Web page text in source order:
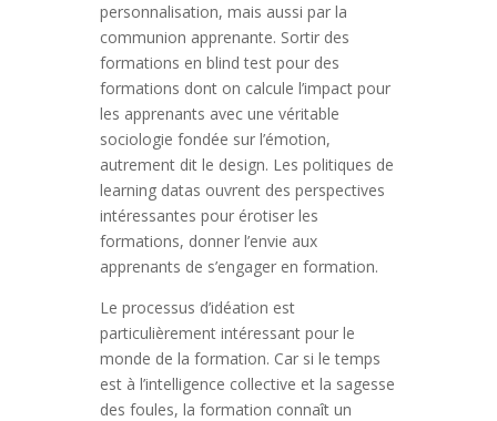
personnalisation, mais aussi par la
communion apprenante. Sortir des
formations en blind test pour des
formations dont on calcule l’impact pour
les apprenants avec une véritable
sociologie fondée sur l’émotion,
autrement dit le design. Les politiques de
learning datas ouvrent des perspectives
intéressantes pour érotiser les
formations, donner l’envie aux
apprenants de s’engager en formation.
Le processus d’idéation est
particulièrement intéressant pour le
monde de la formation. Car si le temps
est à l’intelligence collective et la sagesse
des foules, la formation connaît un